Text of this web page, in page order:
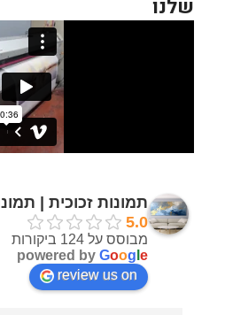
שלנו
תמונות זכוכית |
5.0
מבוסס על 124 ביקורות
powered by Goog e
review us on